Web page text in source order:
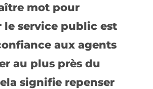
mot pour
le service public est
aux agents
au plus près du
signifie repenser